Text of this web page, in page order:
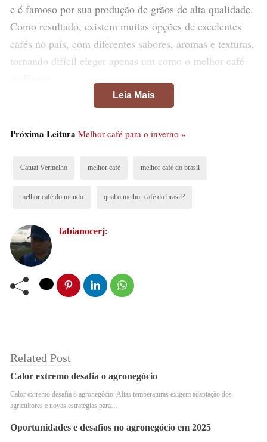
e é famoso por sua produção de grãos de alta qualidade.
Como resultado, existem muitas opções de excelentes
cafés no país, com diferentes sabores, aromas e texturas,
tornando difícil eleger apenas um como o melhor café
produção de cafés especiais, como as Montanhas do
Serra da Mantiqueira em Minas Gerais, que são
qualidade excepcional.
Quais os melhores?
Leia Mais
Próxima Leitura Melhor café para o inverno »
Catuaí Vermelho melhor café melhor café do brasil
melhor café do mundo qual o melhor café do brasil?
fabianocerj:
Related Post
Calor extremo desafia o agronegócio
Calor extremo desafia o agronegócio: Altas temperaturas exigem adaptação dos
agricultores e novas estratégias para…
Oportunidades e desafios no agronegócio em 2025